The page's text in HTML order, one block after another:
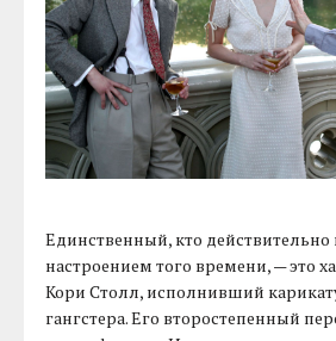
Единственный, кто действительно
настроением того времени, — это
Кори Столл, исполнивший
гангстера. Его второстепенный